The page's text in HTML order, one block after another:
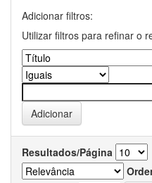
Adicionar filtros:
Utilizar filtros para refinar o
Resultados/Página